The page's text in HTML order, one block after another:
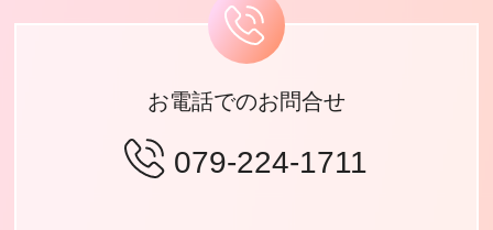
お電話でのお問合せ
079-224-1711